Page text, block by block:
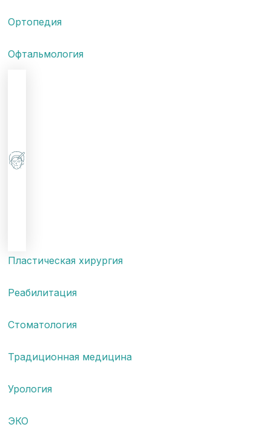
Ортопедия
Офтальмология
Пластическая хирургия
Реабилитация
Стоматология
Традиционная медицина
Урология
ЭКО